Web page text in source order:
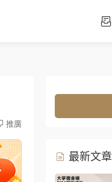
推廣
最新文章